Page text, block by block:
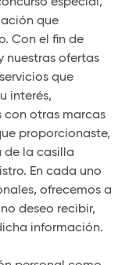
que
Con el fin de
nuestras ofertas
que
interés,
otras marcas
proporcionaste,
de la casilla
En cada uno
ofrecemos a
deseo recibir,
información.